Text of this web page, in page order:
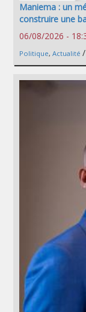
Maniema : un
construire une
06/08/2026 -
Politique, Actualité /